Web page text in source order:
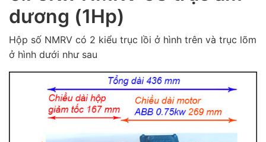
dương (1Hp)
Hộp số NMRV có 2 kiểu trục lồi ở hình trên và trục lõm
ở hình dưới như sau